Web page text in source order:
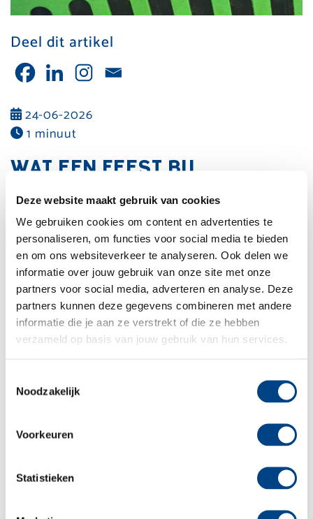
Deze website maakt gebruik van cookies
We gebruiken cookies om content en advertenties te
personaliseren, om functies voor social media te bieden
en om ons websiteverkeer te analyseren. Ook delen we
informatie over jouw gebruik van onze site met onze
partners voor social media, adverteren en analyse. Deze
partners kunnen deze gegevens combineren met andere
informatie die je aan ze verstrekt of die ze hebben
verzameld op basis van jouw gebruik van hun services.
Noodzakelijk
Voorkeuren
Statistieken
Deel dit artikel
24-06-2026
1 minuut
WAT EEN FEEST BIJ
KINDERDAGVERBLIJF EN BSO
SPRING IN ALKMAAR!
Woensdag 17 juni was het zover: we vierden onze
vernieuwde locatie. En wat hebben we genoten!
Samen met kinderen, ouders en buurtgenoten
maakten we er een middag vol plezier, energie en
springen van.
Van creatieve knutselmomenten tot springen op
zag je blije gezichten. Ondertussen konden
bezoekers onze vernieuwde locatie ontdekken
tijdens een rondleiding. Wij kijken met een grote
glimlach terug op een geslaagde middag. Dank
aan iedereen die erbij was en dit moment met
ons deelde!